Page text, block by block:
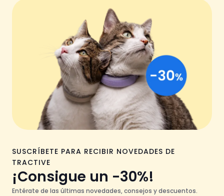
SUSCRÍBETE PARA RECIBIR NOVEDADES DE
TRACTIVE
¡Consigue un -30%!
Entérate de las últimas novedades, consejos y descuentos.